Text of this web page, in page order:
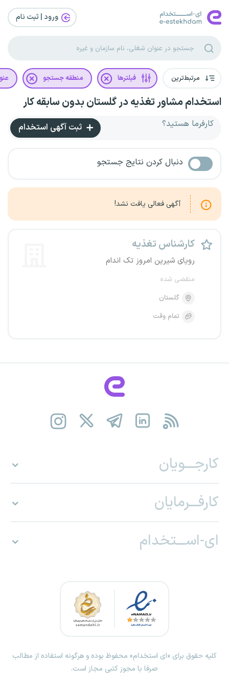
ورود | ثبت‌ نام
مرتبط‌ترین فیلترها منطقه جستجو
استخدام مشاور تغذیه در گلستان بدون سابقه کار
کارفرما هستید؟ ثبت آگهی استخدام
دنبال کردن نتایج جستجو
آگهی فعالی یافت نشد!
کارشناس تغذیه
رویای شیرین امروز تک اندام
منقضی شده
گلستان
تمام وقت
کارجـــویان
کارفـــرمایان
ای-اســـتخدام
کلیه حقوق برای «ای استخدام» محفوظ بوده و هرگونه استفاده از مطالب
صرفا با مجوز کتبی مجاز است.